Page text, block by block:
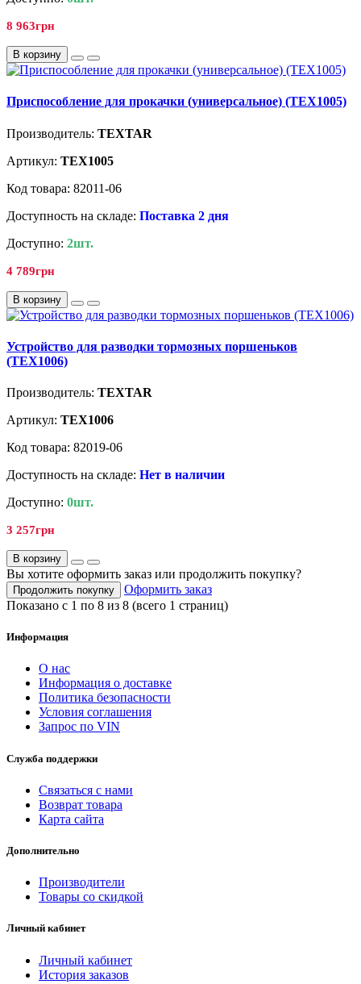
8 963грн
В корзину
Приспособление для прокачки (универсальное) (TEX1005)
Производитель: TEXTAR
Артикул: TEX1005
Код товара: 82011-06
Доступность на складе: Поставка 2 дня
Доступно: 2шт.
4 789грн
В корзину
Устройство для разводки тормозных поршеньков
(TEX1006)
Производитель: TEXTAR
Артикул: TEX1006
Код товара: 82019-06
Доступность на складе: Нет в наличии
Доступно: 0шт.
3 257грн
В корзину
Вы хотите оформить заказ или продолжить покупку?
Продолжить покупку
Оформить заказ
Показано с 1 по 8 из 8 (всего 1 страниц)
Информация
О нас
Информация о доставке
Политика безопасности
Условия соглашения
Запрос по VIN
Служба поддержки
Связаться с нами
Возврат товара
Карта сайта
Дополнительно
Производители
Товары со скидкой
Личный кабинет
Личный кабинет
История заказов